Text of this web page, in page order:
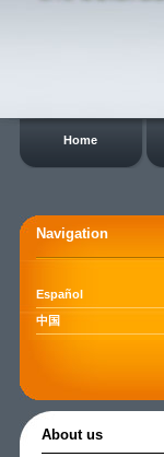
Home
Navigation
Español
中国
About us